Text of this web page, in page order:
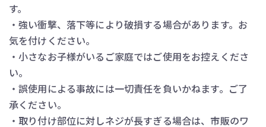
す。
・強い衝撃、落下等により破損する場合があります。お
気を付けください。
・小さなお子様がいるご家庭ではご使用をお控えくださ
い。
・誤使用による事故には一切責任を負いかねます。ご了
承ください。
・取り付け部位に対しネジが長すぎる場合は、市販のワ